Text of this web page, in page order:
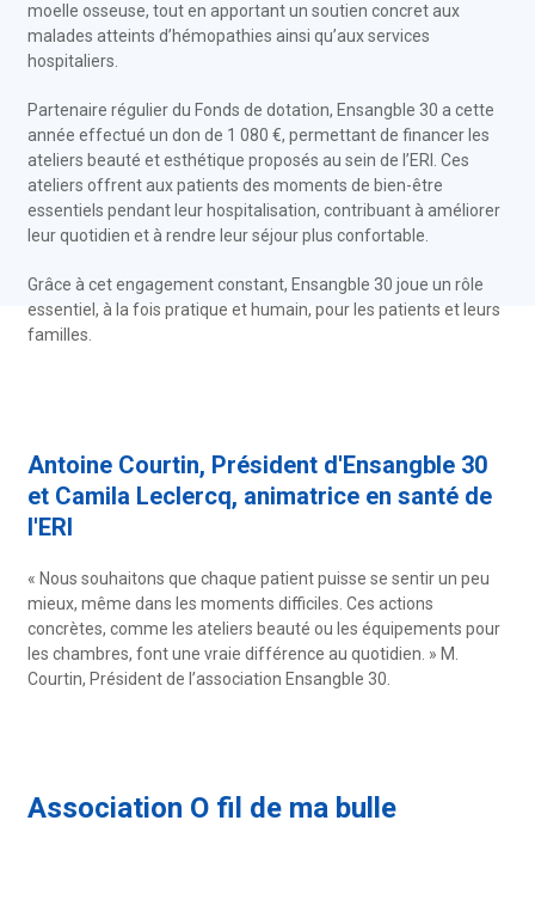
moelle osseuse, tout en apportant un soutien concret aux
malades atteints d’hémopathies ainsi qu’aux services
hospitaliers.
Partenaire régulier du Fonds de dotation, Ensangble 30 a cette
année effectué un don de 1 080 €, permettant de financer les
ateliers beauté et esthétique proposés au sein de l’ERI. Ces
ateliers offrent aux patients des moments de bien-être
essentiels pendant leur hospitalisation, contribuant à améliorer
leur quotidien et à rendre leur séjour plus confortable.
Grâce à cet engagement constant, Ensangble 30 joue un rôle
essentiel, à la fois pratique et humain, pour les patients et leurs
familles.
Antoine Courtin, Président d'Ensangble 30
et Camila Leclercq, animatrice en santé de
l'ERI
« Nous souhaitons que chaque patient puisse se sentir un peu
mieux, même dans les moments difficiles. Ces actions
concrètes, comme les ateliers beauté ou les équipements pour
les chambres, font une vraie différence au quotidien. » M.
Courtin, Président de l’association Ensangble 30.
Association O fil de ma bulle